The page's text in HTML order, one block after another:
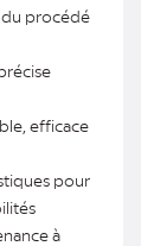
procédé
efficace
pour
à